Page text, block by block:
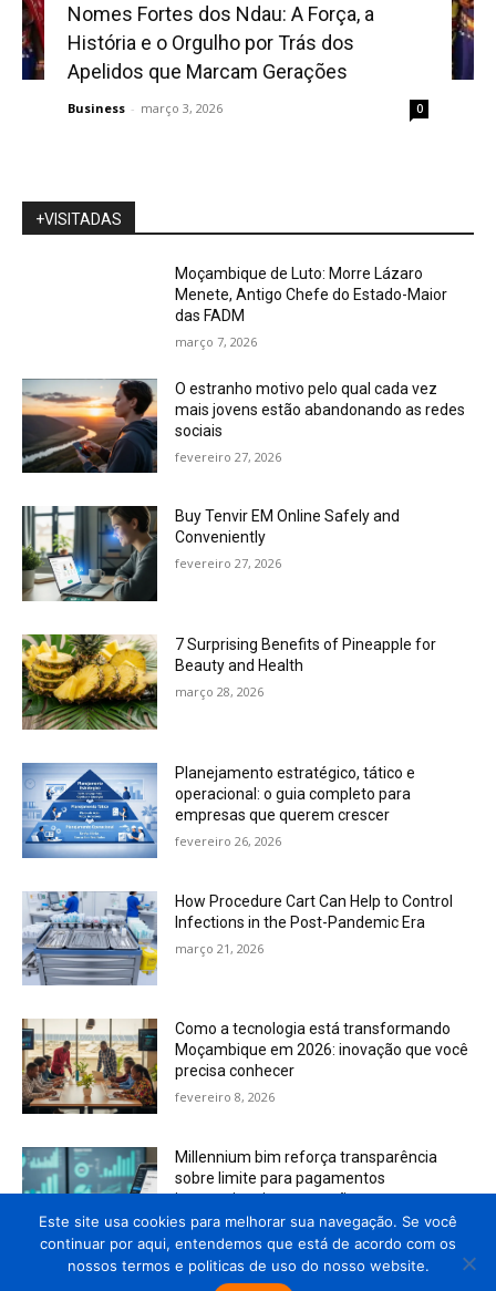
Nomes Fortes dos Ndau: A Força, a
História e o Orgulho por Trás dos
Apelidos que Marcam Gerações
Business - março 3, 2026 0
+VISITADAS
Moçambique de Luto: Morre Lázaro
Menete, Antigo Chefe do Estado-Maior
das FADM
março 7, 2026
O estranho motivo pelo qual cada vez
mais jovens estão abandonando as redes
sociais
fevereiro 27, 2026
Buy Tenvir EM Online Safely and
Conveniently
fevereiro 27, 2026
7 Surprising Benefits of Pineapple for
Beauty and Health
março 28, 2026
Planejamento estratégico, tático e
operacional: o guia completo para
empresas que querem crescer
fevereiro 26, 2026
How Procedure Cart Can Help to Control
Infections in the Post-Pandemic Era
março 21, 2026
Como a tecnologia está transformando
Moçambique em 2026: inovação que você
precisa conhecer
fevereiro 8, 2026
Millennium bim reforça transparência
sobre limite para pagamentos
internacionais com cartões
março 6, 2026
Load more
Este site usa cookies para melhorar sua navegação. Se você
continuar por aqui, entendemos que está de acordo com os
nossos termos e politicas de uso do nosso website.